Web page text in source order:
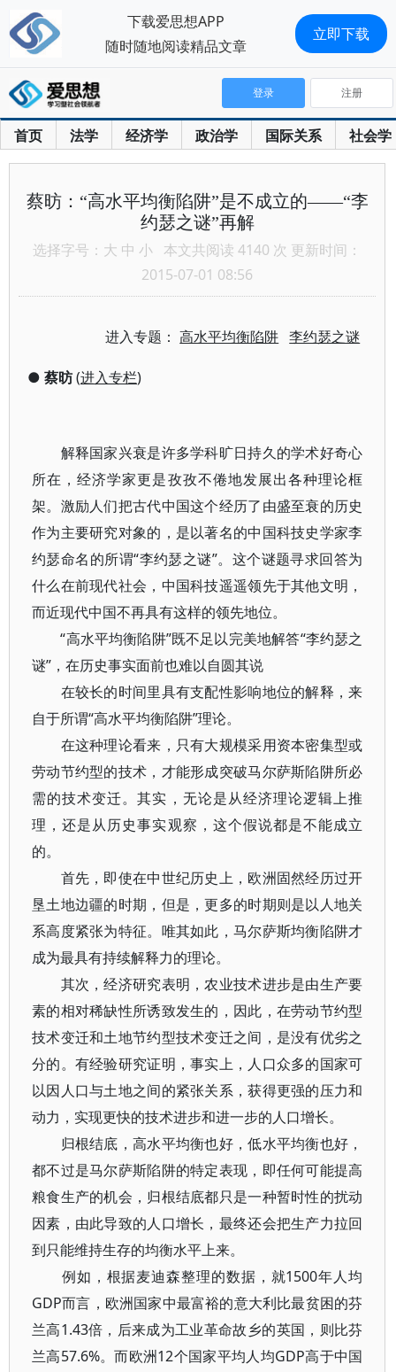
首页 法学 经济学 政治学 国际关系 社会学
登录 注册
蔡昉：“高水平均衡陷阱”是不成立的——“李
约瑟之谜”再解
选择字号： 大 中 小 本文共阅读 4140 次 更新时间：
2015-07-01 08:56
进入专题：高水平均衡陷阱 李约瑟之谜
● 蔡昉(进入专栏)
解释国家兴衰是许多学科旷日持久的学术好奇心
所在，经济学家更是孜孜不倦地发展出各种理论框
架。激励人们把古代中国这个经历了由盛至衰的历史
作为主要研究对象的，是以著名的中国科技史学家李
约瑟命名的所谓“李约瑟之谜”。这个谜题寻求回答为
什么在前现代社会，中国科技遥遥领先于其他文明，
而近现代中国不再具有这样的领先地位。
“高水平均衡陷阱”既不足以完美地解答“李约瑟之
谜”，在历史事实面前也难以自圆其说
在较长的时间里具有支配性影响地位的解释，来
自于所谓“高水平均衡陷阱”理论。
在这种理论看来，只有大规模采用资本密集型或
劳动节约型的技术，才能形成突破马尔萨斯陷阱所必
需的技术变迁。其实，无论是从经济理论逻辑上推
理，还是从历史事实观察，这个假说都是不能成立
的。
首先，即使在中世纪历史上，欧洲固然经历过开
垦土地边疆的时期，但是，更多的时期则是以人地关
系高度紧张为特征。唯其如此，马尔萨斯均衡陷阱才
成为最具有持续解释力的理论。
其次，经济研究表明，农业技术进步是由生产要
素的相对稀缺性所诱致发生的，因此，在劳动节约型
技术变迁和土地节约型技术变迁之间，是没有优劣之
分的。有经验研究证明，事实上，人口众多的国家可
以因人口与土地之间的紧张关系，获得更强的压力和
动力，实现更快的技术进步和进一步的人口增长。
归根结底，高水平均衡也好，低水平均衡也好，
都不过是马尔萨斯陷阱的特定表现，即任何可能提高
粮食生产的机会，归根结底都只是一种暂时性的扰动
因素，由此导致的人口增长，最终还会把生产力拉回
到只能维持生存的均衡水平上来。
例如，根据麦迪森整理的数据，就1500年人均
GDP而言，欧洲国家中最富裕的意大利比最贫困的芬
兰高1.43倍，后来成为工业革命故乡的英国，则比芬
兰高57.6%。而欧洲12个国家平均人均GDP高于中国
下载爱思想APP
随时随地阅读精品文章
立即下载